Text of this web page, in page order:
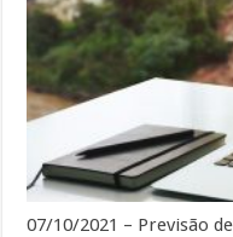
07/10/2021 – Previsão